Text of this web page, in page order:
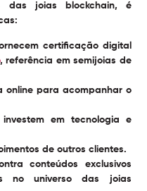
das joias blockchain, é
certificação digital
, referência em semijoias de
online para acompanhar o
em tecnologia e
de outros clientes.
conteúdos exclusivos
no universo das joias